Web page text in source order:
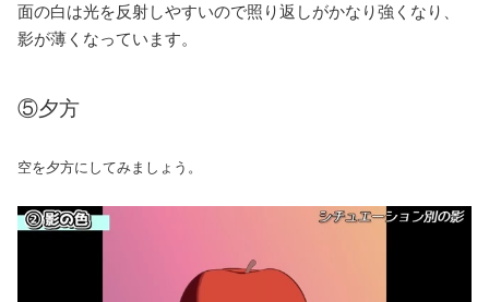
面の白は光を反射しやすいので照り返しがかなり強くなり、
影が薄くなっています。
⑤夕方
空を夕方にしてみましょう。